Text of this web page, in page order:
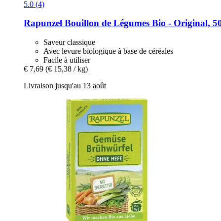
5.0 (4)
Rapunzel Bouillon de Légumes Bio -​ Original,
Saveur classique
Avec levure biologique à base de céréales
Facile à utiliser
€ 7,69 (€ 15,38 / kg)
Livraison jusqu'au 13 août